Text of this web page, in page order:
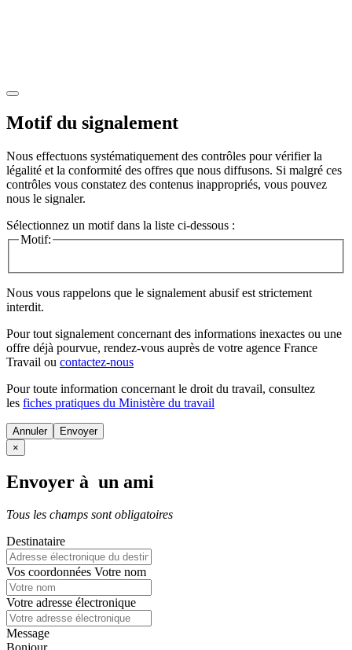
Motif du signalement
Nous effectuons systématiquement des contrôles pour vérifier la
légalité et la conformité des offres que nous diffusons. Si malgré ces
contrôles vous constatez des contenus inappropriés, vous pouvez
nous le signaler.
Sélectionnez un motif dans la liste ci-dessous :
Motif:
Nous vous rappelons que le signalement abusif est strictement
interdit.
Pour tout signalement concernant des informations inexactes ou une
offre déjà pourvue, rendez-vous auprès de votre agence France
Travail ou contactez-nous
Pour toute information concernant le droit du travail, consultez
les fiches pratiques du Ministère du travail
Annuler
×
Envoyer à un ami
Tous les champs sont obligatoires
Destinataire
Vos coordonnées Votre nom
Votre adresse électronique
Message